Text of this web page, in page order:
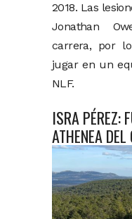
2018. Las
Jonathan
carrera, por
jugar en un
NLF.
ISRA PÉREZ:
ATHENEA